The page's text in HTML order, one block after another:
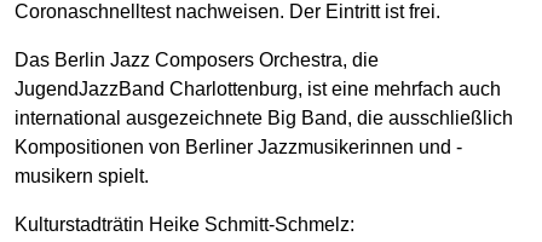
Coronaschnelltest nachweisen. Der Eintritt ist frei.
Das Berlin Jazz Composers Orchestra, die
JugendJazzBand Charlottenburg, ist eine mehrfach auch
international ausgezeichnete Big Band, die ausschließlich
Kompositionen von Berliner Jazzmusikerinnen und -
musikern spielt.
Kulturstadträtin Heike Schmitt-Schmelz: